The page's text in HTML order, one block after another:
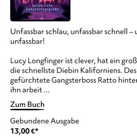
Unfassbar schlau, unfassbar schnell –
unfassbar!
Lucy Longfinger ist clever, hat ein
die schnellste Diebin Kaliforniens.
gefürchtete Gangsterboss Ratto
ihn arbeit ...
Zum Buch
Gebundene Ausgabe
13,00€*